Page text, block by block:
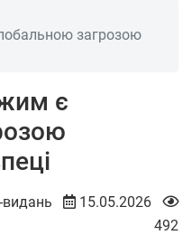
загрозою
є
видань
15.05.2026
492